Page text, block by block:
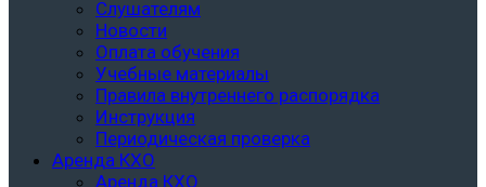
Слушателям
Новости
Оплата обучения
Учебные материалы
Правила внутреннего распорядка
Инструкция
Периодическая проверка
Аренда КХО
Аренда КХО